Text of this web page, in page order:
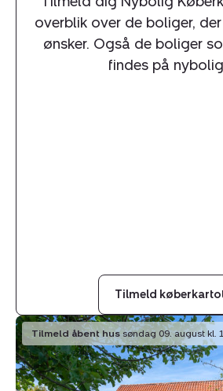
overblik over de boliger,
ønsker. Også de boliger
findes på
Tilmeld
Villa:
Nørreskovvej
2,
2740
Tilmeld åbent hus søndag 09. august kl.